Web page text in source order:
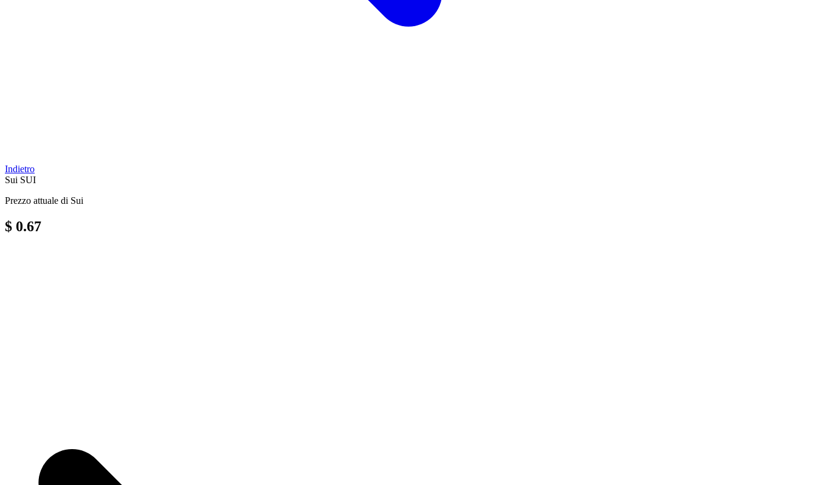
Indietro
Sui SUI
Prezzo attuale di Sui
$ 0.67